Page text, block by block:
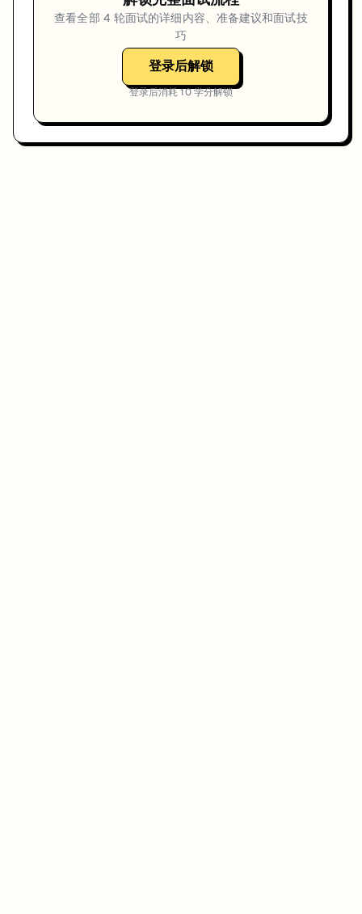
查看全部 4 轮面试的详细内容、准备建议和面试技
巧
登录后解锁
登录后消耗10学分解锁